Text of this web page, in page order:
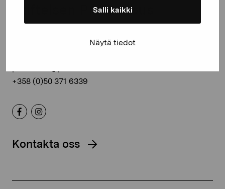
Salli kaikki
Näytä tiedot
Stiftelsen Pro Artibus
Gustav Wasas gata 11
+358 (0)50 371 6339
Kontakta oss